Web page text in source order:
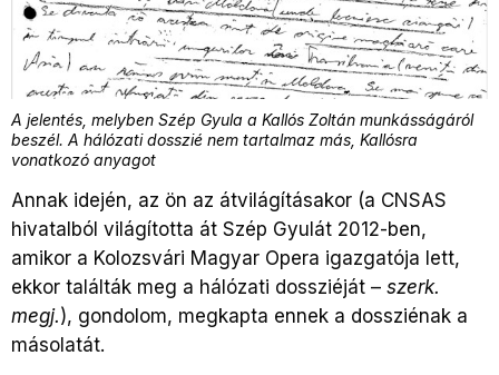
A jelentés, melyben Szép Gyula a Kallós Zoltán munkásságáról
beszél. A hálózati dosszié nem tartalmaz más, Kallósra
vonatkozó anyagot
Annak idején, az ön az átvilágításakor (a CNSAS
hivatalból világította át Szép Gyulát 2012-ben,
amikor a Kolozsvári Magyar Opera igazgatója lett,
ekkor találták meg a hálózati dossziéját – szerk.
megj.), gondolom, megkapta ennek a dossziénak a
másolatát.